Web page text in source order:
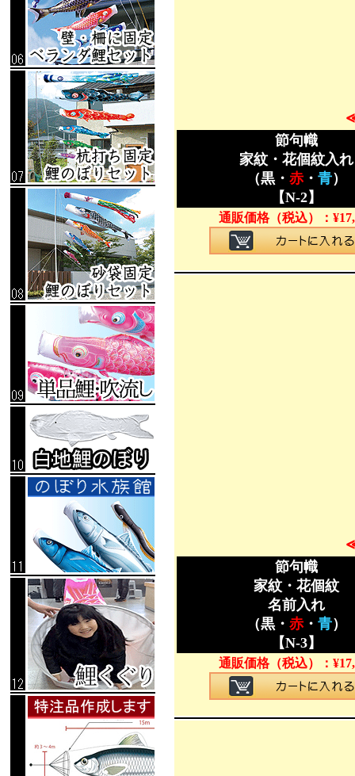
節句幟
家紋・花個紋入れ
（黒・ 赤・ 青）
【N-2】
通販価格（税込）： ¥
節句幟
家紋・花個紋
名前入れ
（黒・ 赤・ 青）
【N-3】
通販価格（税込）： ¥